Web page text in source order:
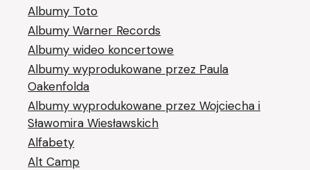
Albumy Toto
Albumy Warner Records
Albumy wideo koncertowe
Albumy wyprodukowane przez Paula
Oakenfolda
Albumy wyprodukowane przez Wojciecha i
Sławomira Wiesławskich
Alfabety
Alt Camp